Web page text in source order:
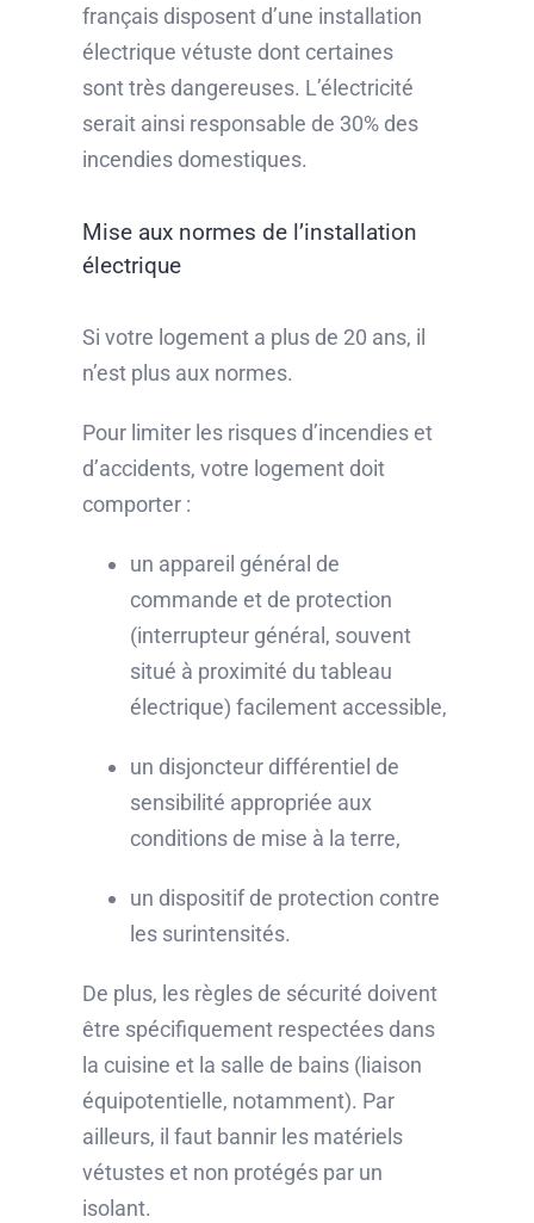
français disposent d’une installation
électrique vétuste dont certaines
sont très dangereuses. L’électricité
serait ainsi responsable de 30% des
incendies domestiques.
Mise aux normes de l’installation
électrique
Si votre logement a plus de 20 ans, il
n’est plus aux normes.
Pour limiter les risques d’incendies et
d’accidents, votre logement doit
comporter :
un appareil général de
commande et de protection
(interrupteur général, souvent
situé à proximité du tableau
électrique) facilement accessible,
un disjoncteur différentiel de
sensibilité appropriée aux
conditions de mise à la terre,
un dispositif de protection contre
les surintensités.
De plus, les règles de sécurité doivent
être spécifiquement respectées dans
la cuisine et la salle de bains (liaison
équipotentielle, notamment). Par
ailleurs, il faut bannir les matériels
vétustes et non protégés par un
isolant.